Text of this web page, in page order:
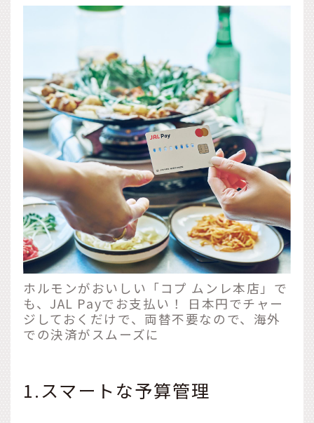
ホルモンがおいしい「コプ ムンレ本店」で
も、JAL Payでお支払い！ 日本円でチャー
ジしておくだけで、両替不要なので、海外
での決済がスムーズに
1.スマートな予算管理